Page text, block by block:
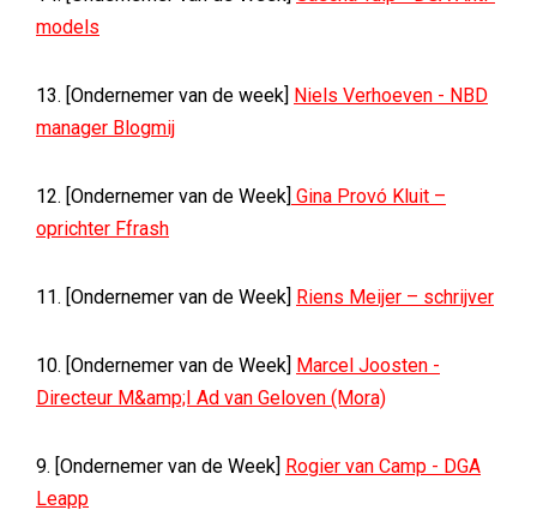
models
13. [Ondernemer van de week] Niels Verhoeven - NBD
manager Blogmij
12. [Ondernemer van de Week] Gina Provó Kluit –
oprichter Ffrash
11. [Ondernemer van de Week] Riens Meijer – schrijver
10. [Ondernemer van de Week] Marcel Joosten -
Directeur M&amp;I Ad van Geloven (Mora)
9. [Ondernemer van de Week] Rogier van Camp - DGA
Leapp